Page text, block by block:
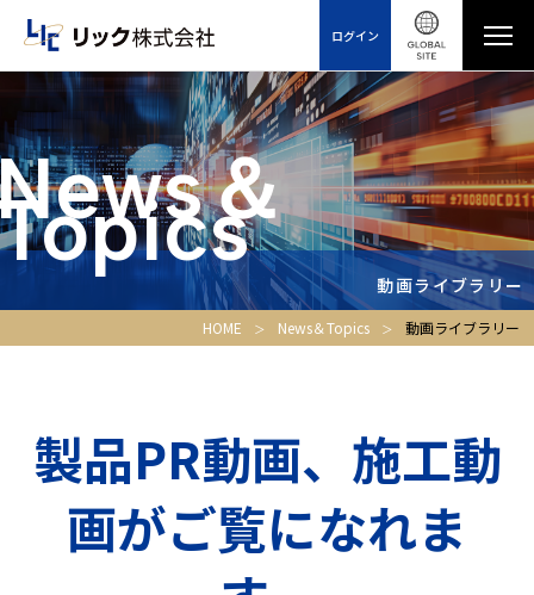
ログイン
＆
動画ライブラリー
HOME News＆Topics 動画ライブラリー
製品PR動画、施工動
画がご覧になれま